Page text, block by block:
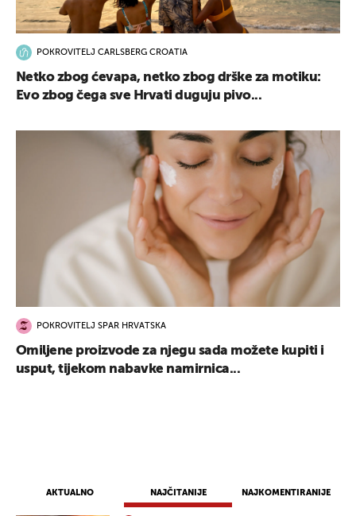
AKTUALNO NAJČITANIJE NAJKOMENTIRANIJE
POKROVITELJ CARLSBERG CROATIA
Netko zbog ćevapa, netko zbog drške za motiku:
Evo zbog čega sve Hrvati duguju pivo...
POKROVITELJ SPAR HRVATSKA
Omiljene proizvode za njegu sada možete kupiti i
usput, tijekom nabavke namirnica...